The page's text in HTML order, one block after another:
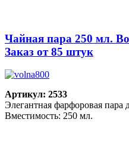
Чайная пара 250 мл.
Заказ от 85 штук
Артикул: 2533
Элегантная фарфоровая пара
Вместимость: 250 мл.